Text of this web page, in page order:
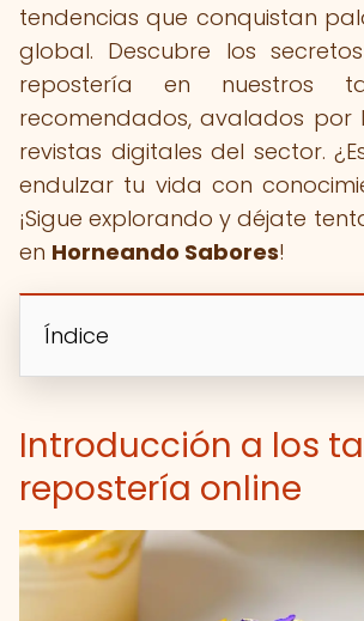
tendencias que conquistan
global. Descubre los
repostería en nuestros
recomendados, avalados por
revistas digitales del sector.
endulzar tu vida con
¡Sigue explorando y déjate
en Horneando Sabores!
Índice
Introducción a los
repostería online